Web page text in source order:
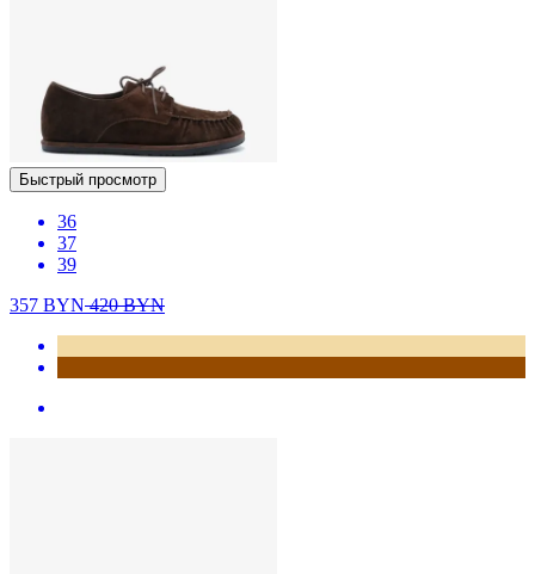
Быстрый просмотр
36
37
39
357 BYN420BYN